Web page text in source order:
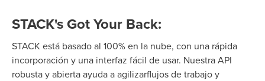
STACK's Got Your Back:
STACK está basado al 100% en la nube, con una rápida
incorporación y una interfaz fácil de usar. Nuestra API
robusta y abierta ayuda a agilizarflujos de trabajo y